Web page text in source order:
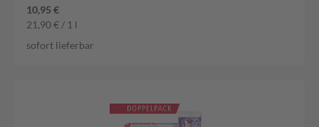
10,95 €
21,90 € / 1 l
sofort lieferbar